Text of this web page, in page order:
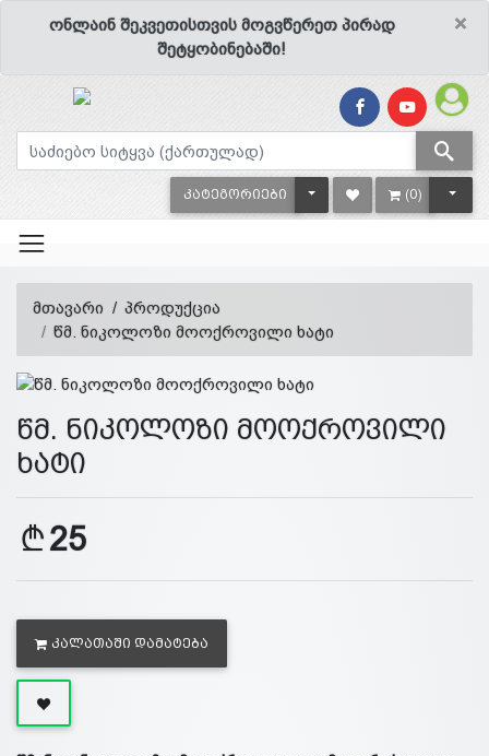
×
ონლაინ შეკვეთისთვის მოგვწერეთ პირად
შეტყობინებაში!
ᲙᲐᲢᲔᲒᲝᲠᲘᲔᲑᲘ TOGGLE DROPDOWN
(0)
მთავარი
პროდუქცია
წმ. ნიკოლოზი მოოქროვილი ხატი
წმ. ნიკოლოზი მოოქროვილი
ხატი
25
ᲙᲐᲚᲐᲗᲐᲨᲘ ᲓᲐᲛᲐᲢᲔᲑᲐ